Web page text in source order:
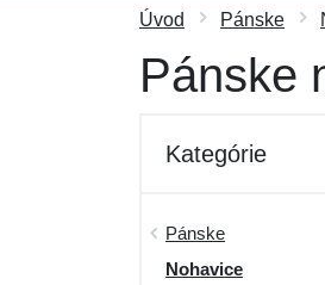
Pánske
Dámske
Obuv a ponožky
Taktické vybavenie
Darčekové
Úvod Pánske
Pánske
Kategórie
Pánske
Nohavice